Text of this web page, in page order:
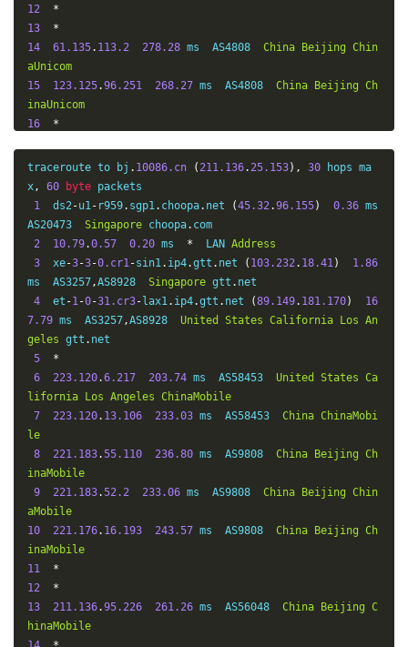
12
*
13
*
14
61.135. 113.2 278.28 ms  AS4808 China Beijing Chin
aUnicom
15
123.125.96.251 268.27 ms  AS4808 China Beijing Ch
inaUnicom
16
*
inaUnicom
traceroute to bj . 10086.cn (211.136.25.153), 30 hops ma
x, 60 byte packets
1
  ds2
-u1- r959. sgp1. choopa. net (45.32.96.155) 0.36 ms
AS20473 Singapore choopa. com
2
10.79.0.57 0.20 ms *
  LAN
Address
3
  xe
-3-3-0.cr1-sin1. ip4.gtt . net ( 103.232. 18.41)
1.86
ms  AS3257,AS8928 Singapore gtt . net
4
  et
-1-0-31.cr3- lax1. ip4.gtt . net (89.149. 181.170)
16
7.79 ms  AS3257,AS8928 United States California Los An
geles gtt . net
5
*
6
223.120.6.217 203.74 ms  AS58453 United States Ca
lifornia
Los Angeles ChinaMobile
7
223.120. 13.106 233.03 ms  AS58453 China ChinaMobi
le
8
221.183.55.110 236.80 ms  AS9808 China Beijing Ch
inaMobile
9
221.183.52.2 233.06 ms  AS9808 China Beijing Chin
aMobile
10
221.176. 16.193 243.57 ms  AS9808 China Beijing Ch
inaMobile
11
*
12
*
13
211.136.95.226 261.26 ms  AS56048 China Beijing C
hinaMobile